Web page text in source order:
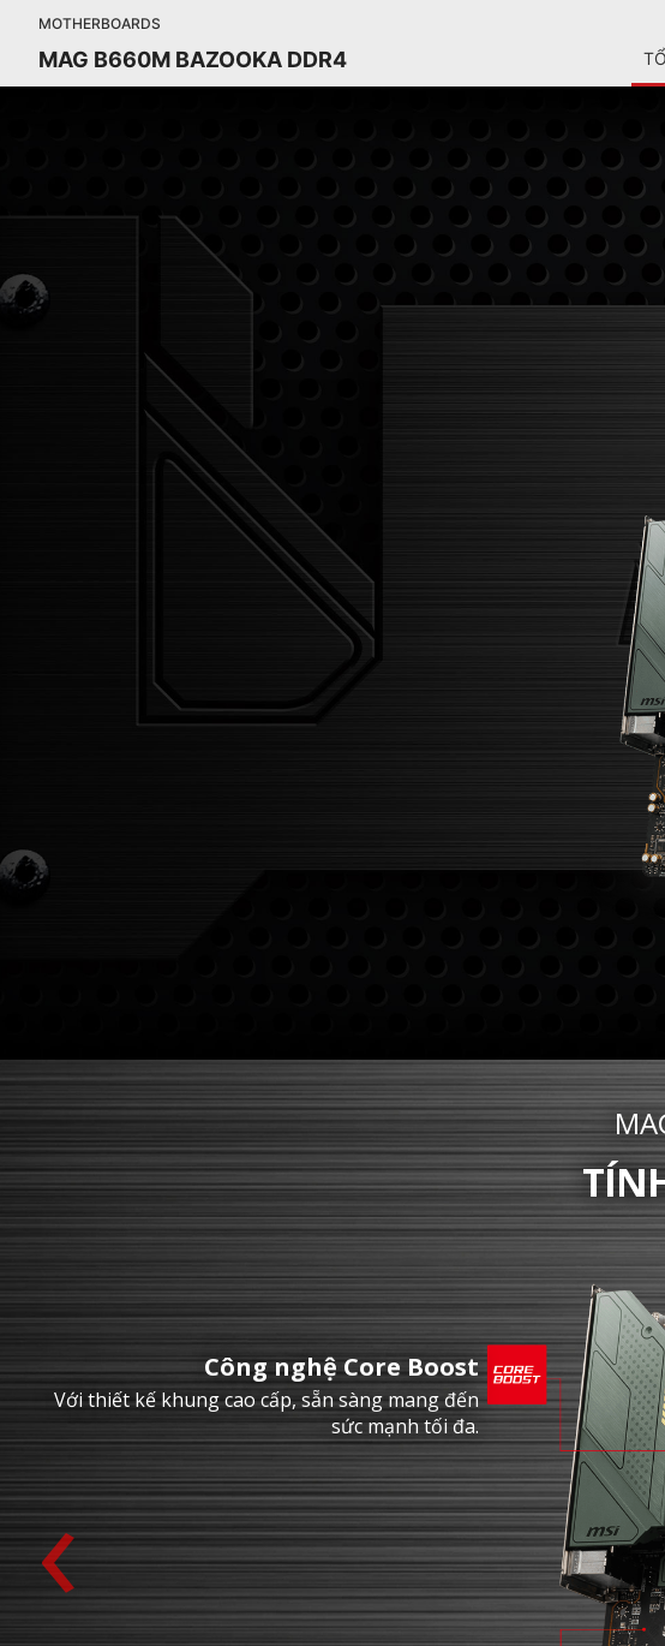
MOTHERBOARDS
MAG B660M BAZOOKA DDR4
Công nghệ Core Boost
Với thiết kế khung cao cấp, sẵn sàng mang đến
sức mạnh tối đa.
‹